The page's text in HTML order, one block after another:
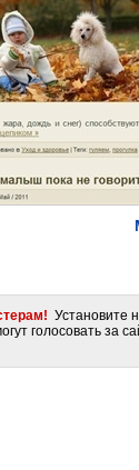
Установите
голосовать за